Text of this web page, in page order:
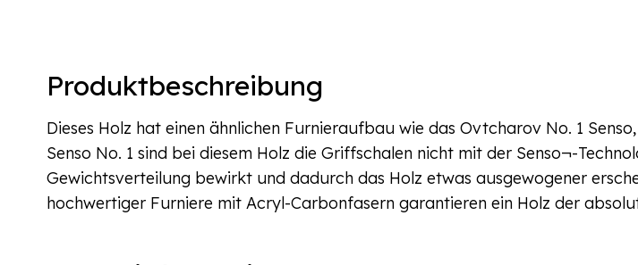
Produktbeschreibung
Dieses Holz hat einen ähnlichen Furnieraufbau wie das Ovtcharov No. 1
Senso No. 1 sind bei diesem Holz die Griffschalen nicht mit der Senso¬-
Gewichtsverteilung bewirkt und dadurch das Holz etwas ausgewogener
hochwertiger Furniere mit Acryl-Carbonfasern garantieren ein Holz der